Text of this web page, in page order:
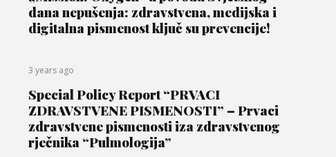
dana nepušenja: zdravstvena, medijska i
digitalna pismenost ključ su prevencije!
3 years ago
Special Policy Report “PRVACI
ZDRAVSTVENE PISMENOSTI” – Prvaci
zdravstvene pismenosti iza zdravstvenog
rječnika “Pulmologija”